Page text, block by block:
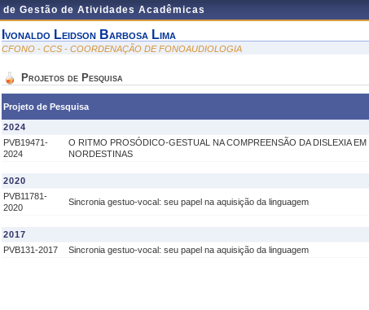
Gestão de Atividades Acadêmicas
Ivonaldo Leidson Barbosa Lima
CFONO - CCS - COORDENAÇÃO DE FONOAUDIOLOGIA
Projetos de Pesquisa
Projeto de Pesquisa
2024
PVB19471-
2024
O RITMO PROSÓDICO-GESTUAL NA COMPREENSÃO DA DISLEXIA EM
NORDESTINAS
2020
PVB11781-
2020
Sincronia gestuo-vocal: seu papel na aquisição da linguagem
2017
PVB131-2017
Sincronia gestuo-vocal: seu papel na aquisição da linguagem